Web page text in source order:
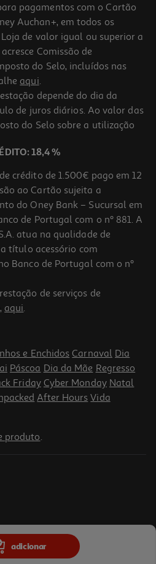
adicionar
4.8
Coco 4x115g
4x120g
00% 4x115g
pagamentos com o Cartão
Auchan+, em todos os
de valor igual ou superior a
Comissão de
do Selo, incluídos nas
aqui.
depende do dia da
de juros diários. Ao valor das
do Selo sobre a utilização
18,4 %
crédito de 1.500€ pago em 12
ao Cartão sujeita a
do Oney Bank – Sucursal em
de Portugal com o nº 881. A
atua na qualidade de
título acessório com
Banco de Portugal com o nº
de serviços de
aqui.
e Enchidos Carnaval Dia
Páscoa Dia da Mãe Regresso
Friday Cyber Monday Natal
After Hours Vida
produto.